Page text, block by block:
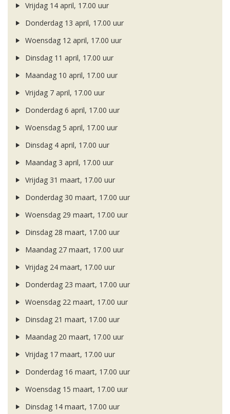
Vrijdag 14 april, 17.00 uur
Donderdag 13 april, 17.00 uur
Woensdag 12 april, 17.00 uur
Dinsdag 11 april, 17.00 uur
Maandag 10 april, 17.00 uur
Vrijdag 7 april, 17.00 uur
Donderdag 6 april, 17.00 uur
Woensdag 5 april, 17.00 uur
Dinsdag 4 april, 17.00 uur
Maandag 3 april, 17.00 uur
Vrijdag 31 maart, 17.00 uur
Donderdag 30 maart, 17.00 uur
Woensdag 29 maart, 17.00 uur
Dinsdag 28 maart, 17.00 uur
Maandag 27 maart, 17.00 uur
Vrijdag 24 maart, 17.00 uur
Donderdag 23 maart, 17.00 uur
Woensdag 22 maart, 17.00 uur
Dinsdag 21 maart, 17.00 uur
Maandag 20 maart, 17.00 uur
Vrijdag 17 maart, 17.00 uur
Donderdag 16 maart, 17.00 uur
Woensdag 15 maart, 17.00 uur
Dinsdag 14 maart, 17.00 uur